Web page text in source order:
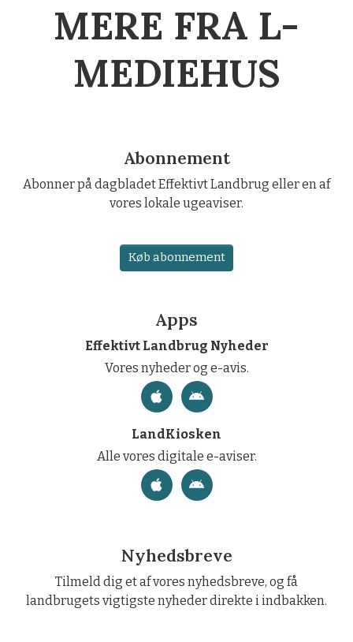
MERE FRA L-
MEDIEHUS
Abonnement
Abonner på dagbladet Effektivt Landbrug eller en af
vores lokale ugeaviser.
Køb abonnement
Apps
Effektivt Landbrug Nyheder
Vores nyheder og e-avis.
LandKiosken
Alle vores digitale e-aviser.
Nyhedsbreve
Tilmeld dig et af vores nyhedsbreve, og få
landbrugets vigtigste nyheder direkte i indbakken.